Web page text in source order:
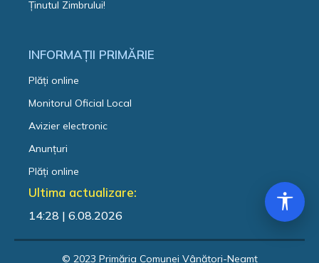
Ținutul Zimbrului!
INFORMAȚII PRIMĂRIE
Plăți online
Monitorul Oficial Local
Avizier electronic
Anunțuri
Plăți online
Ultima actualizare:
14:28 | 6.08.2026
© 2023 Primăria Comunei Vânători-Neamț